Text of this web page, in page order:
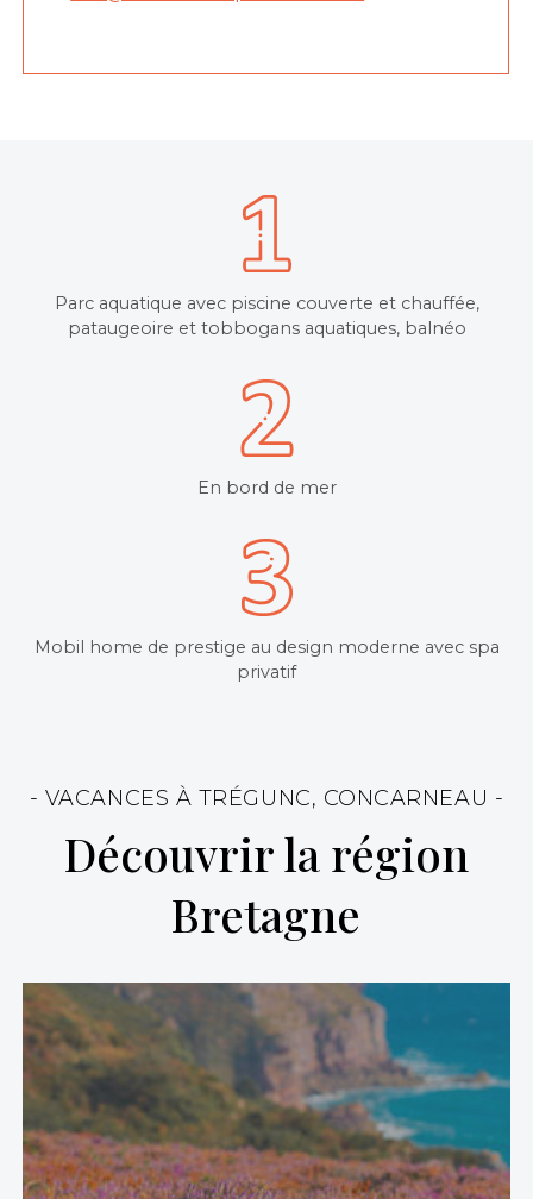
Parc aquatique avec piscine couverte et chauffée,
pataugeoire et tobbogans aquatiques, balnéo
En bord de mer
Mobil home de prestige au design moderne avec spa
privatif
- VACANCES À TRÉGUNC, CONCARNEAU -
Découvrir la région
Bretagne